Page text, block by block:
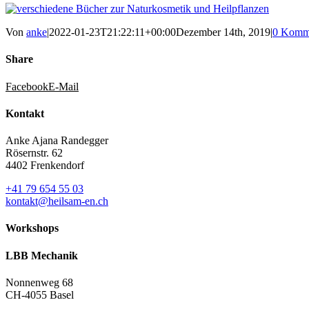
Von anke|2022-01-23T21:22:11+00:00Dezember 14th, 2019|0
Share
FacebookE-Mail
Kontakt
Anke Ajana Randegger
Rösernstr. 62
4402 Frenkendorf
+41 79 654 55 03
kontakt@heilsam-en.ch
Workshops
LBB Mechanik
Nonnenweg 68
CH-4055 Basel